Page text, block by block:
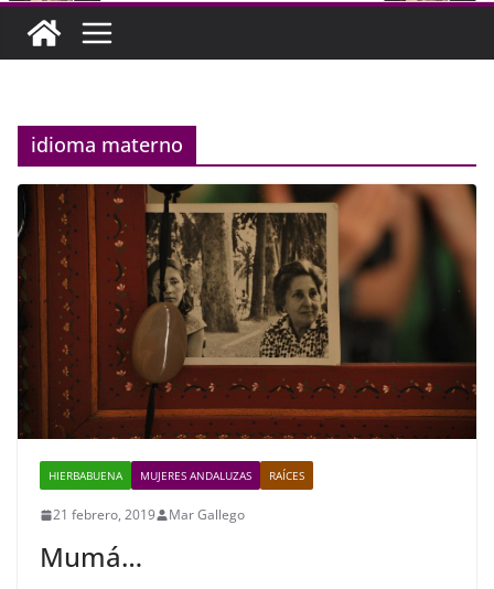
idioma materno
HIERBABUENA MUJERES ANDALUZAS RAÍCES
21 febrero, 2019 Mar Gallego
Mumá…